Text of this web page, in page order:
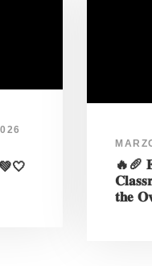
🔥🥖
𝐭𝐡𝐞